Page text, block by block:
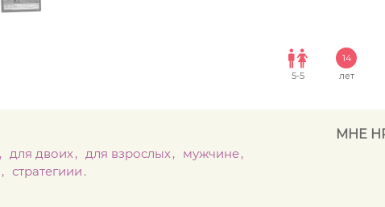
5-5
14
лет
для двоих для взрослых
мужчине
стратегиии
МНЕ